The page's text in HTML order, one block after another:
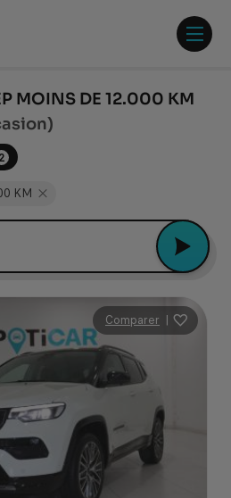
MOINS DE 12.000 KM
2
KM
Comparer |